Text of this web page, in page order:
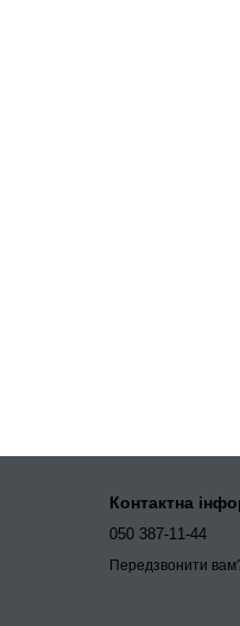
Контактна
050 387-11-44
Передзвонити